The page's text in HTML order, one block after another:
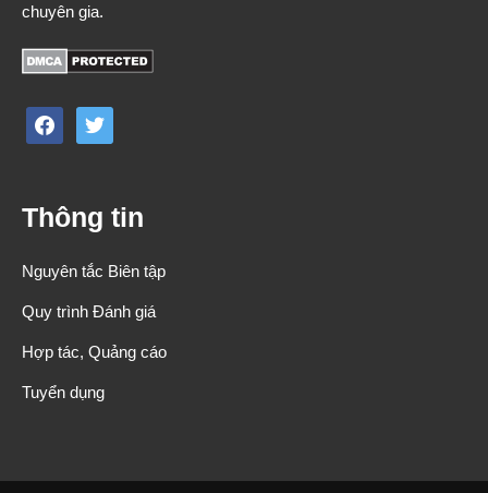
chuyên gia.
facebooktwitter
Thông tin
Nguyên tắc Biên tập
Quy trình Đánh giá
Hợp tác, Quảng cáo
Tuyển dụng